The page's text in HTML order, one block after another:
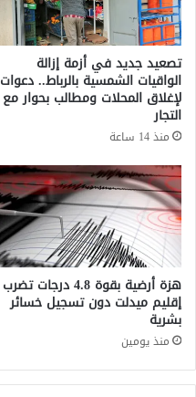
ب
و
ر
ك
ي
ن
ا
ف
ا
س
و
ا
س
ع
د
ا
د
ل
ا
ل
ل
ح
ف
ا
ظ
ع
ل
ى
ص
ح
ة
ا
ل
ج
س
م
ي
تصعيد جديد في أزمة إزالة
الواقيات الشمسية بالرباط.. دعوات
لإغلاق المحلات ومطالب بحوار مع
التجار
منذ 14 ساعة
هزة أرضية بقوة 4.8 درجات تضرب
إقليم ميدلت دون تسجيل خسائر
بشرية
منذ يومين